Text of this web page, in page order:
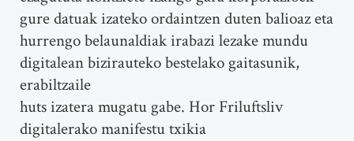
gure datuak izateko ordaintzen duten balioaz eta
hurrengo belaunaldiak irabazi lezake mundu
digitalean bizirauteko bestelako gaitasunik,
erabiltzaile
huts izatera mugatu gabe. Hor Friluftsliv
digitalerako manifestu txikia